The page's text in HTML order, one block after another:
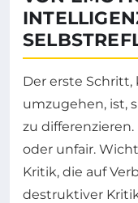
Der erste
umzugehen, ist,
zu
oder unfair.
Kritik, die auf
destruktiver